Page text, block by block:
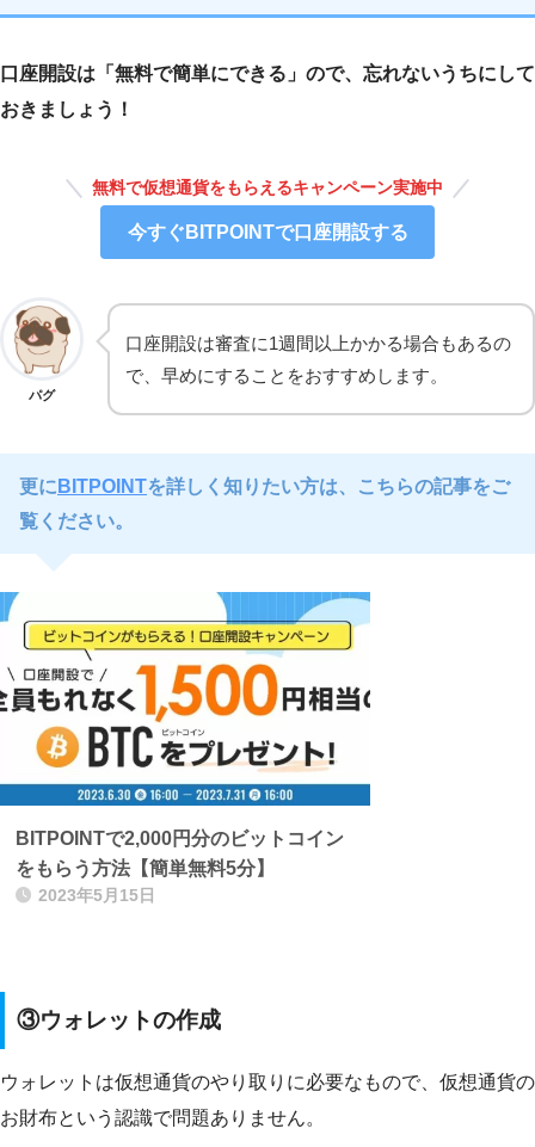
口座開設は「無料で簡単にできる」ので、忘れないうちにして
おきましょう！
無料で仮想通貨をもらえるキャンペーン実施中
今すぐBITPOINTで口座開設する
パグ
口座開設は審査に1週間以上かかる場合もあるの
で、早めにすることをおすすめします。
更に BITPOINTを詳しく知りたい方は、こちらの記事をご
覧ください。
BITPOINTで2,000円分のビットコイン
をもらう方法【簡単無料5分】
2023年5月15日
③ウォレットの作成
ウォレットは仮想通貨のやり取りに必要なもので、仮想通貨の
お財布という認識で問題ありません。